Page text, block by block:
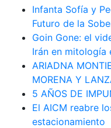
Infanta Sofía y
Futuro de la
Goin Gone: el
Irán en mitología
ARIADNA
MORENA Y
5 AÑOS DE
El AICM reabre
estacionamiento